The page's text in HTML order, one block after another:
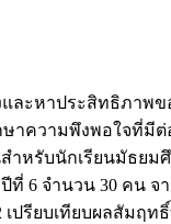
หาประสิทธิภาพขอ
วามพึงพอใจที่มีต่อ
สำหรับนักเรียนมัธ
6 จำนวน 30 คน จ
เปรียบเทียบผลสัม